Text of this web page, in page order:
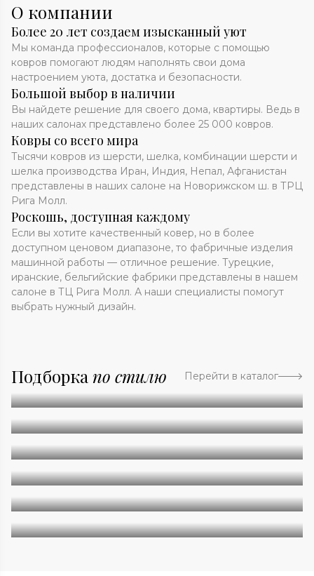
О компании
Более 20 лет создаем изысканный уют
Мы команда профессионалов, которые с помощью
ковров помогают людям наполнять свои дома
настроением уюта, достатка и безопасности.
Большой выбор в наличии
Вы найдете решение для своего дома, квартиры. Ведь в
наших салонах представлено более 25 000 ковров.
Ковры со всего мира
Тысячи ковров из шерсти, шелка, комбинации шерсти и
шелка производства Иран, Индия, Непал, Афганистан
представлены в наших салоне на Новорижском ш. в ТРЦ
Рига Молл.
Роскошь, доступная каждому
Если вы хотите качественный ковер, но в более
доступном ценовом диапазоне, то фабричные изделия
машинной работы — отличное решение. Турецкие,
иранские, бельгийские фабрики представлены в нашем
салоне в ТЦ Рига Молл. А наши специалисты помогут
выбрать нужный дизайн.
Подборка по стилю Перейти в каталог
Абстракция
Однотонные
Геометрия
Классические
Современные
Дизайнерские